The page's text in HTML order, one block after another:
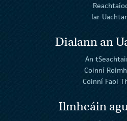
Iar
Dialann an
An
Coinní
Coinní Faoi
Ilmheáin